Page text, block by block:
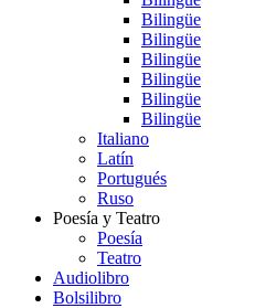
Bilingüe
Bilingüe
Bilingüe
Bilingüe
Bilingüe
Bilingüe
Italiano
Latín
Portugués
Ruso
Poesía y Teatro
Poesía
Teatro
Audiolibro
Bolsilibro